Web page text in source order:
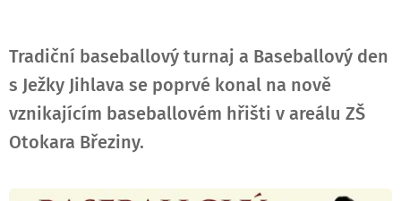
Tradiční baseballový turnaj a Baseballový den
s Ježky Jihlava se poprvé konal na nově
vznikajícím baseballovém hřišti v areálu ZŠ
Otokara Březiny.